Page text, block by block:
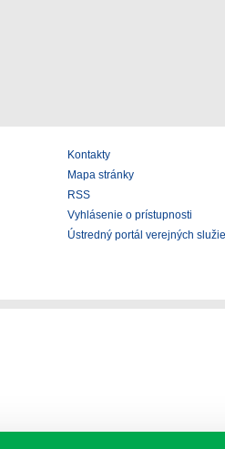
Kontakty
Mapa stránky
RSS
Vyhlásenie o prístupnosti
Ústredný portál verejných